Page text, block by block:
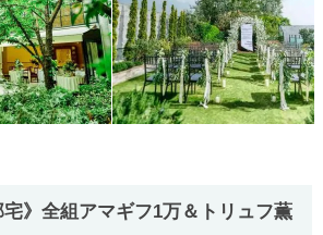
宅》全組アマギフ1万＆トリュフ薫